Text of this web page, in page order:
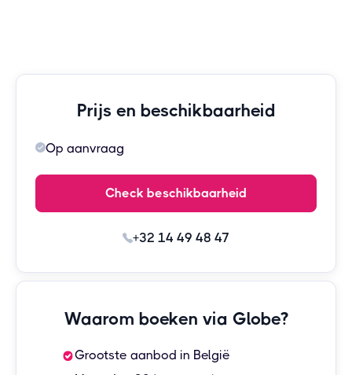
Prijs en beschikbaarheid
Op aanvraag
Check beschikbaarheid
+32 14 49 48 47
Waarom boeken via Globe?
Grootste aanbod in België